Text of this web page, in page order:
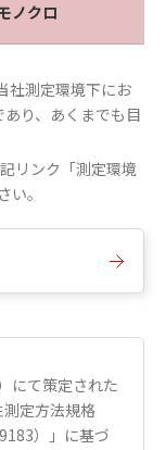
ノクロ
社測定環境下にお
り、あくまでも目
リンク「測定環境
。
にて策定された
定方法規格
）」に基づ